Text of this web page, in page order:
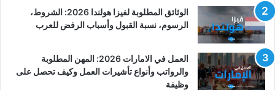
الوثائق المطلوبة لفيزا هولندا 2026: الشروط،
الرسوم، نسبة القبول وأسباب الرفض للعرب
العمل في الامارات 2026: المهن المطلوبة
والرواتب وأنواع تأشيرات العمل وكيف تحصل على
وظيفة